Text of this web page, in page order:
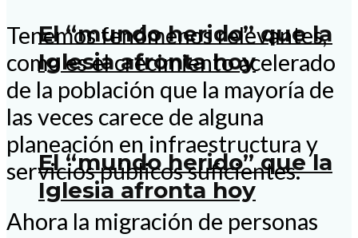
El “mundo herido” que la
Iglesia afronta hoy
El “mundo herido” que la
Iglesia afronta hoy
Tenemos fenómenos relevantes,
como es el crecimiento acelerado
de la población que la mayoría de
las veces carece de alguna
planeación en infraestructura y
servicios públicos suficientes.
Ahora la migración de personas